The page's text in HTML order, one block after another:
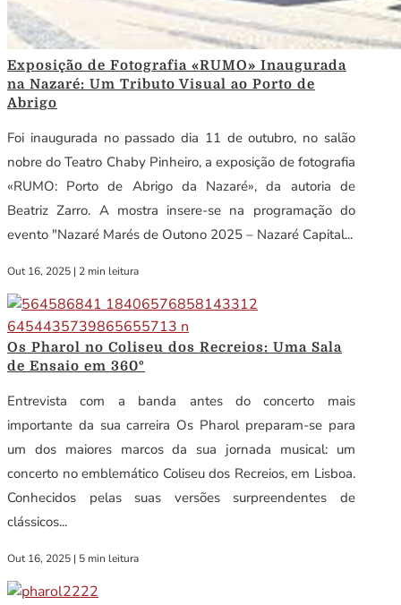
Exposição de Fotografia «RUMO» Inaugurada
na Nazaré: Um Tributo Visual ao Porto de
Abrigo
Foi inaugurada no passado dia 11 de outubro, no salão
nobre do Teatro Chaby Pinheiro, a exposição de fotografia
«RUMO: Porto de Abrigo da Nazaré», da autoria de
Beatriz Zarro. A mostra insere-se na programação do
evento "Nazaré Marés de Outono 2025 – Nazaré Capital...
Out 16, 2025 | 2 min leitura
Os Pharol no Coliseu dos Recreios: Uma Sala
de Ensaio em 360º
Entrevista com a banda antes do concerto mais
importante da sua carreira Os Pharol preparam-se para
um dos maiores marcos da sua jornada musical: um
concerto no emblemático Coliseu dos Recreios, em Lisboa.
Conhecidos pelas suas versões surpreendentes de
clássicos...
Out 16, 2025 | 5 min leitura